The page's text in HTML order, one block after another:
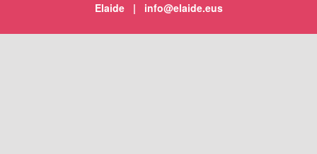
Elaide | info@elaide.eus